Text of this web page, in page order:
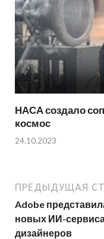
НАСА создало
космос
24.10.2023
ПРЕДЫДУЩАЯ
Adobe
новых ИИ-
дизайнеров